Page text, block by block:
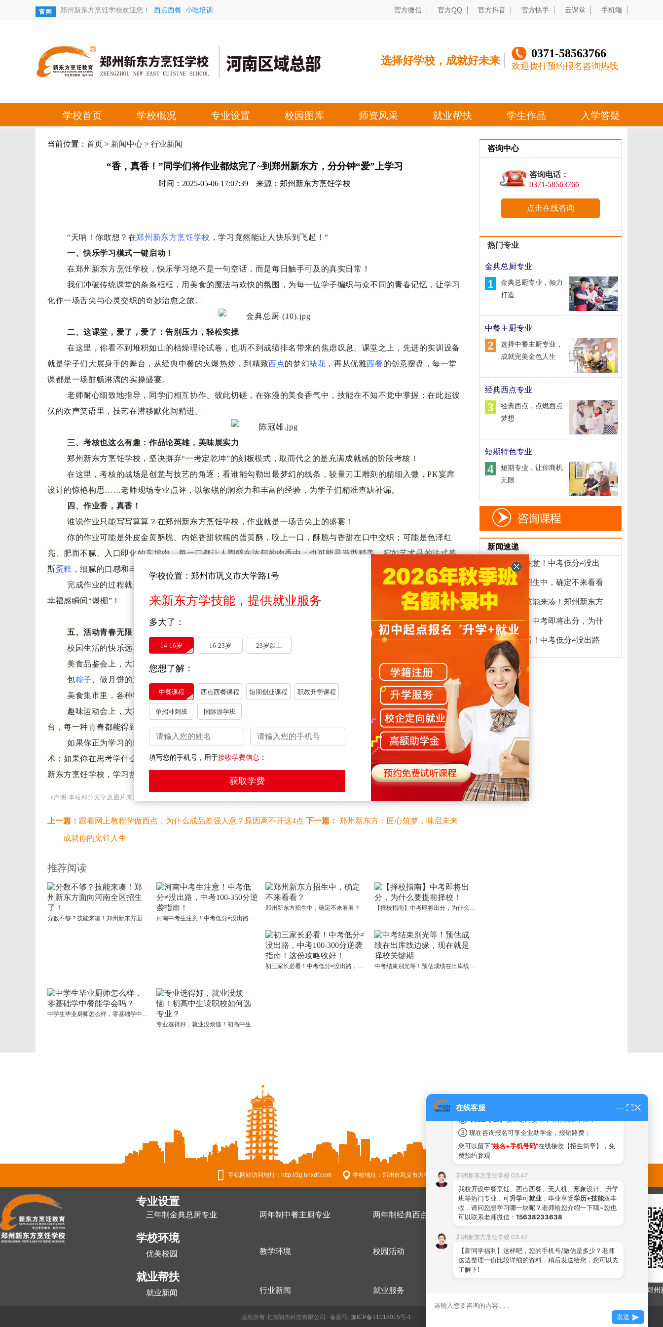
当前位置： 首页 > 新闻中心 > 行业新闻
“香，真香！”同学们将作业都炫完了~到郑州新东方，分分钟“爱”上学习
时间：2025-05-06 17:07:39 来源：郑州新东方烹饪学校
“天呐！你敢想？在郑州新东方烹饪学校 ，学习竟然能让人快乐到飞起！“
一、快乐学习模式一键启动！
在郑州新东方烹饪学校，快乐学习绝不是一句空话，而是每日触手可及的真实日常！
我们冲破传统课堂的条条框框，用美食的魔法与欢快的氛围，为每一位学子编织与众不同的青春记忆，让学习
化作一场舌尖与心灵交织的奇妙治愈之旅。
二、这课堂，爱了，爱了：告别压力，轻松实操
在这里，你看不到堆积如山的枯燥理论试卷，也听不到成绩排名带来的焦虑叹息。课堂之上，先进的实训设备
就是学子们大展身手的舞台，从经典中餐的火爆热炒，到精致西点的梦幻裱花 ，再从优雅西餐的创意摆盘，每一堂
课都是一场酣畅淋漓的实操盛宴。
老师耐心细致地指导，同学们相互协作、彼此切磋，在弥漫的美食香气中，技能在不知不觉中掌握；在此起彼
伏的欢声笑语里，技艺在潜移默化间精进。
三、考核也这么有趣：作品论英雄，美味展实力
郑州新东方烹饪学校，坚决摒弃“一考定乾坤”的刻板模式，取而代之的是充满成就感的阶段考核！
在这里，考核的战场是创意与技艺的角逐：看谁能勾勒出最梦幻的线条，较量刀工雕刻的精细入微，PK宴席
设计的惊艳构思……老师现场专业点评，以敏锐的洞察力和丰富的经验，为学子们精准查缺补漏。
四、作业香，真香！
谁说作业只能写写算算？在郑州新东方烹饪学校，作业就是一场舌尖上的盛宴！
你的作业可能是外皮金黄酥脆、内馅香甜软糯的蛋黄酥，咬上一口，酥脆与香甜在口中交织；可能是色泽红
亮、肥而不腻、入口即化的东坡肉，每一口都让人陶醉在浓郁的肉香中；也可能是造型精美、宛如艺术品的法式慕
斯蛋糕 ，细腻的口感和丰富的层次，仿佛带你走进了浪漫的法国街头
完成作业的过程就是享受美食的过程，还能与亲朋好友一同分享，让满满的成就感与美味一同在味蕾上绽放，
幸福感瞬间“爆棚”！
五、活动青春无限，快乐满格
校园生活的快乐远不止于此！在郑州新东方烹饪学校的校园里，丰富多彩的活动让人目不暇接：
美食品鉴会上，大家围坐在一起，品尝彼此精心制作的美食，交流烹饪心得，感受美食文化的魅力；
包粽子
、做月饼的活动中，学子们亲手体验传统美食的制作过程，传承中华美食文化；
美食集市里，各种特色
小吃琳琅满目，让人仿佛置身于美食的海洋；
趣味运动会上，大家在运动中释放压力，享受团队合作的快乐
……在这里，每一份热爱都能找到属于自己的舞
台，每一种青春都能得到尽情地释放。
如果你正为学习的巨大压力而焦虑不安，如果你对未来发展愁眉不展，渴望一份好工作，却不知该学什么技
术；如果你在思考学什么技术越老越吃香，学什么技术永远不会晚，学什么技术最有前途
新东方烹饪学校，学习热门烹饪技术，让青春在烟火氤氲中激情燃烧，让梦想在美食飘香中扬帆起航！
（声明:本站部分文字及图片来源于网络，版权归原作者所有，如有侵权，请及时联系，我们会尽快处理。）
上一篇： 跟着网上教程学做西点，为什么成品差强人意？原因离不开这4点 下一篇： 郑州新东方：匠心筑梦，味启未来
——成就你的烹饪人生
推荐阅读
分数不够？技能来凑！郑州新东方面向河南全区招生了！ 河南中考生注意！中考低分≠没出路，中考100-350分逆袭指南！
郑州新东方招生中，确定不来看看？ 【择校指南】中考即将出分，为什么要提前择校！
初三家长必看！中考低分≠没出路，中考100-300分逆袭指南！这份攻略收好！ 中考结束别光等！预估成绩在出库线边缘，现在就是择校关键期
中学生毕业厨师怎么样，零基础学中餐能学会吗？
专业选得好，就业没烦恼！初高中生读职校如何选专业？
咨询中心
咨询电话：
0371-58563766
点击在线咨询
热门专业
金典总厨专业
1
金典总厨专业，倾力
打造
中餐主厨专业
2
选择中餐主厨专业，
成就完美金色人生
经典西点专业
3
经典西点，点燃西点
梦想
短期特色专业
4
短期专业，让你商机
无限
新闻速递
河南中考生注意！中考低分≠没出
2025-07-03
郑州新东方招生中，确定不来看看
2025-07-03
分数不够？技能来凑！郑州新东方
2025-07-02
【择校指南】中考即将出分，为什
2025-07-02
初三家长必看！中考低分≠没出路
2025-07-01
学校位置：郑州市巩义市大学路1号
来新东方学技能，提供就业服务
多大了：
14-16岁 16-23岁 23岁以上
您想了解：
中餐课程 西点西餐课程 短期创业课程 职教升学课程
单招冲刺班 国际游学班
填写您的手机号，用于接收学费信息 ：
在线客服
郑州新东方烹饪学校 03:47
业！
①不看成绩免试入学，初中，高中，中专生
②【就业专业】校企定向委培，引荐就业单位；
③ 现在咨询报名可享企业助学金，报销路费；
您可以留下“姓名+手机号码”在线接收【招生简章】，免
费预约参观
郑州新东方烹饪学校 03:47
我校开设中餐烹饪、西点西餐、无人机、形象设计、升学
班等热门专业，可升学可就业 ，毕业享受学历+技能双丰
收，请问您想学习哪一块呢？老师给您介绍一下哦~您也
可以联系老师微信： 15638233638
郑州新东方烹饪学校 03:47
【新同学福利】这样吧，您的手机号/微信是多少？老师
这边整理一份比较详细的资料，稍后发送给您，您可以先
了解下!
发送